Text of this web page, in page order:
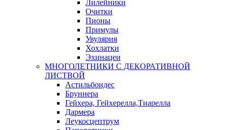
Лилейники
Очитки
Пионы
Примулы
Увулярия
Хохлатки
Эхинацеи
МНОГОЛЕТНИКИ С ДЕКОРАТИВНОЙ
ЛИСТВОЙ
Астильбоидес
Бруннера
Гейхера, Гейхерелла,Тиарелла
Дармера
Леукосцептрум